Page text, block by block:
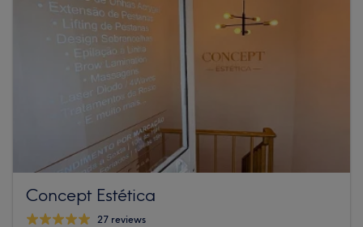
Concept Estética
27 reviews